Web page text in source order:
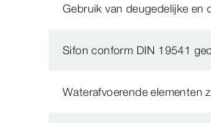
Gebruik van deugedelijke en
Sifon conform DIN 19541
Waterafvoerende elementen